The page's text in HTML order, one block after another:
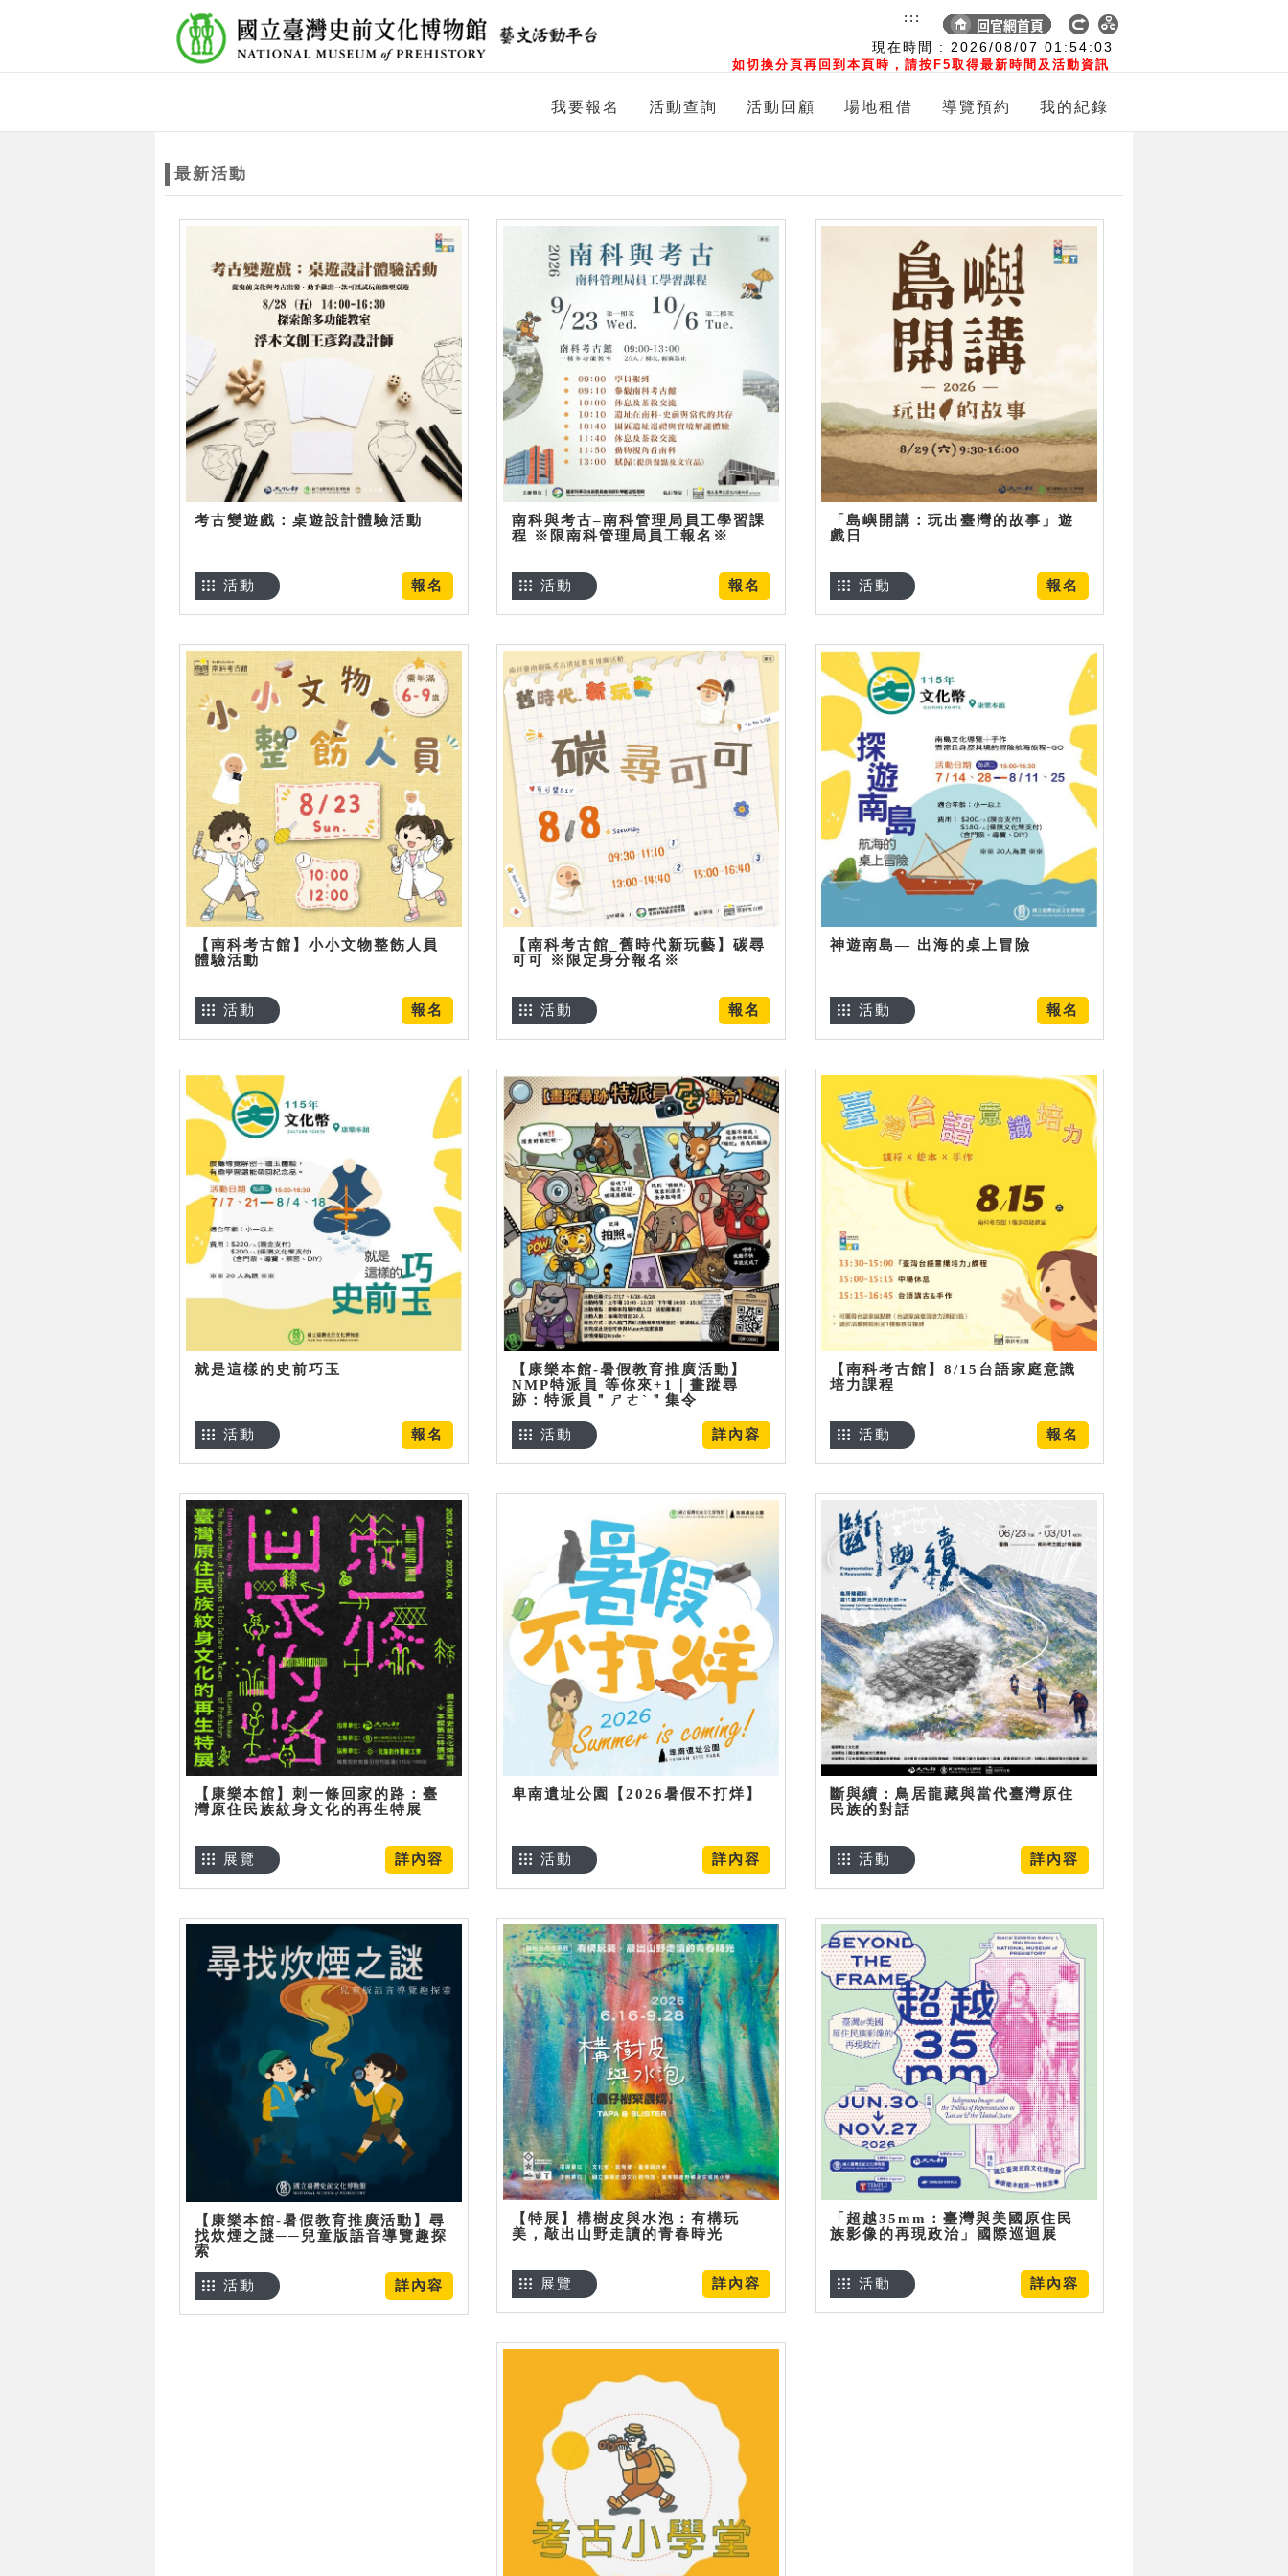
現在時間 : 2026/08/07 01:54:04
如切換分頁再回到本頁時，請按F5取得最新時間及活動資訊
:::
我要報名 活動查詢 活動回顧 場地租借 導覽預約 我的紀錄
最新活動
考古變遊戲：桌遊設計體驗活動
報名
活動
南科與考古–南科管理局員工學習課
程 ※限南科管理局員工報名※
報名
活動
「島嶼開講：玩出臺灣的故事」遊
戲日
報名
活動
【南科考古館】小小文物整飭人員
體驗活動
報名
活動
【南科考古館_舊時代新玩藝】碳尋
可可 ※限定身分報名※
報名
活動
神遊南島— 出海的桌上冒險
報名
活動
就是這樣的史前巧玉
報名
活動
【康樂本館-暑假教育推廣活動】
NMP特派員 等你來+1｜畫蹤尋
跡：特派員＂ㄕㄜˋ＂集令
詳內容
活動
【南科考古館】8/15台語家庭意識
培力課程
報名
活動
【康樂本館】刺一條回家的路：臺
灣原住民族紋身文化的再生特展
詳內容
展覽
卑南遺址公園【2026暑假不打烊】
詳內容
活動
斷與續：鳥居龍藏與當代臺灣原住
民族的對話
詳內容
活動
【康樂本館-暑假教育推廣活動】尋
找炊煙之謎──兒童版語音導覽趣探
索
詳內容
活動
【特展】構樹皮與水泡：有構玩
美，敲出山野走讀的青春時光
詳內容
展覽
「超越35mm：臺灣與美國原住民
族影像的再現政治」國際巡迴展
詳內容
活動